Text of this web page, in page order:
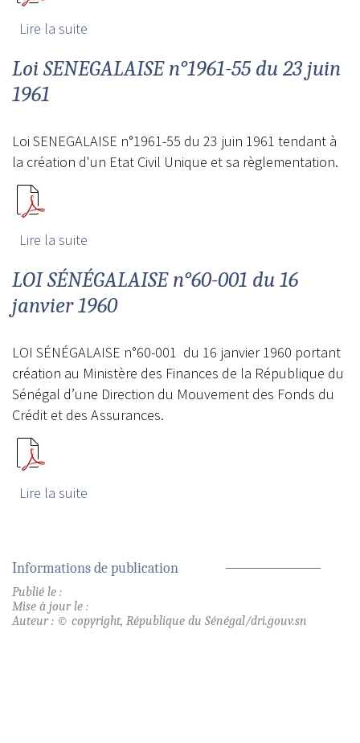
Lire la suite
Loi SENEGALAISE n°1961-55 du 23 juin
1961
Loi SENEGALAISE n°1961-55 du 23 juin 1961 tendant à
la création d'un Etat Civil Unique et sa règlementation.
Lire la suite
LOI SÉNÉGALAISE n°60-001 du 16
janvier 1960
LOI SÉNÉGALAISE n°60-001 du 16 janvier 1960 portant
création au Ministère des Finances de la République du
Sénégal d’une Direction du Mouvement des Fonds du
Crédit et des Assurances.
Lire la suite
Informations de publication
Publié le :
Mise à jour le :
Auteur : © copyright, République du Sénégal/dri.gouv.sn